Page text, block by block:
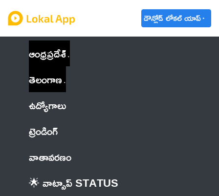
డౌన్లోడ్ లోకల్ యాప్
ఆంధ్రప్రదేశ్
తెలంగాణ
ఉద్యోగాలు
ట్రెండింగ్
వాతావరణం
🌟 వాట్సాప్ STATUS